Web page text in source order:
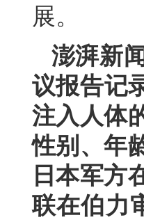
展。
澎湃新
议报告记
注入人体
性别、年
日本军方
联在伯力